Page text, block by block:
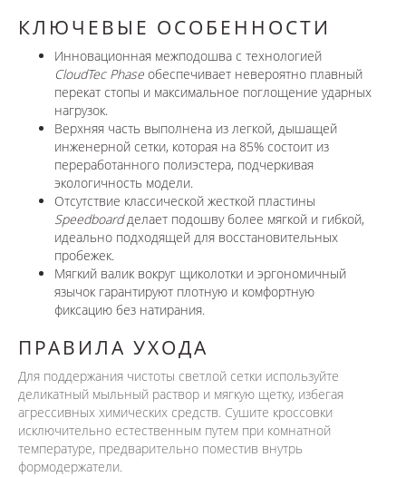
КЛЮЧЕВЫЕ ОСОБЕННОСТИ
Инновационная межподошва с технологией
CloudTec Phase обеспечивает невероятно плавный
перекат стопы и максимальное поглощение ударных
нагрузок.
Верхняя часть выполнена из легкой, дышащей
инженерной сетки, которая на 85% состоит из
переработанного полиэстера, подчеркивая
экологичность модели.
Отсутствие классической жесткой пластины
Speedboardделает подошву более мягкой и гибкой,
идеально подходящей для восстановительных
пробежек.
Мягкий валик вокруг щиколотки и эргономичный
язычок гарантируют плотную и комфортную
фиксацию без натирания.
ПРАВИЛА УХОДА
Для поддержания чистоты светлой сетки используйте
деликатный мыльный раствор и мягкую щетку, избегая
агрессивных химических средств. Сушите кроссовки
исключительно естественным путем при комнатной
температуре, предварительно поместив внутрь
формодержатели.